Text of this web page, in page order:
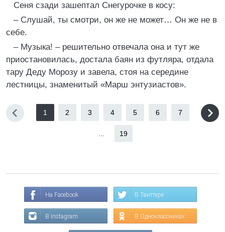
Сеня сзади зашептал Снегурочке в косу:
– Слушай, ты смотри, он же не может… Он же не в
себе.
– Музыка! – решительно отвечала она и тут же
приостановилась, достала баян из футляра, отдала
тару Деду Морозу и завела, стоя на середине
лестницы, знаменитый «Марш энтузиастов».
1 2 3 4 5 6 7
19
На Facebook В Твиттере
В Instagram В Одноклассниках